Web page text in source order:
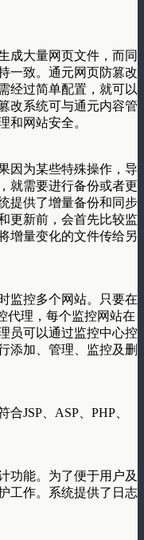
大量网页文件，而同
一致。通元网页防篡改
经过简单配置，就可以
改系统可与通元内容管
和网站安全。
为某些特殊操作，导
就需要进行备份或者更
提供了增量备份和同步
更新前，会首先比较监
增量变化的文件传给另
控多个网站。只要在
代理，每个监控网站在
员可以通过监控中心控
添加、管理、监控及删
JSP、ASP、PHP、
能。为了便于用户及
工作。系统提供了日志